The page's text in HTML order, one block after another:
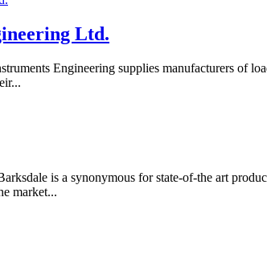
Ltd.
Engineering supplies manufacturers of
is a synonymous for state-of-the art
market...